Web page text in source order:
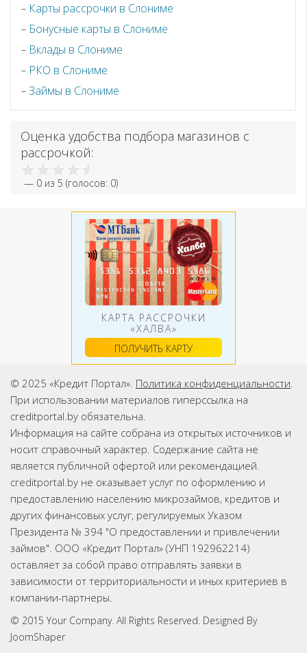
Карты рассрочки в Слониме
Бонусные карты в Слониме
Вклады в Слониме
РКО в Слониме
Займы в Слониме
Оценка удобства подбора магазинов с
рассрочкой:
— 0 из 5 (голосов: 0)
КАРТА РАССРОЧКИ
«ХАЛВА»
ПОЛУЧИТЬ КАРТУ
© 2025 «Кредит Портал». Политика конфиденциальности.
При использовании материалов гиперссылка на
creditportal.by обязательна.
Информация на сайте собрана из открытых источников и
носит справочный характер. Содержание сайта не
является публичной офертой или рекомендацией.
creditportal.by не оказывает услуг по оформлению и
предоставлению населению микрозаймов, кредитов и
других финансовых услуг, регулируемых Указом
Президента № 394 "О предоставлении и привлечении
займов". ООО «Кредит Портал» (УНП 192962214)
оставляет за собой право отправлять заявки в
зависимости от территориальности и иных критериев в
компании-партнеры.
© 2015 Your Company. All Rights Reserved. Designed By
JoomShaper